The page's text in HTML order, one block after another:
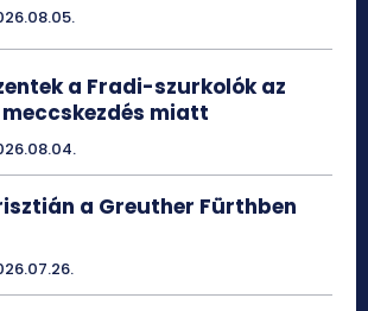
a Fradi-szurkolók az
miatt
a Greuther Fürthben